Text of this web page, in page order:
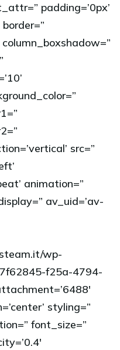
padding=’0px’
column_boxshadow=”
src=”
animation=”
av_uid=’av-
wp-
f25a-4794-
styling=”
font_size=”